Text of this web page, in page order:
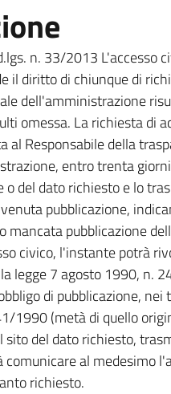
n. 33/2013 L'accesso
il diritto di chiunque di
dell'amministrazione
omessa. La richiesta di
al Responsabile della
entro trenta
del dato richiesto e lo
pubblicazione,
mancata pubblicazione
civico, l'instante potrà
legge 7 agosto 1990, n.
di pubblicazione,
1990 (metà di quello
sito del dato richiesto,
al medesimo
richiesto.